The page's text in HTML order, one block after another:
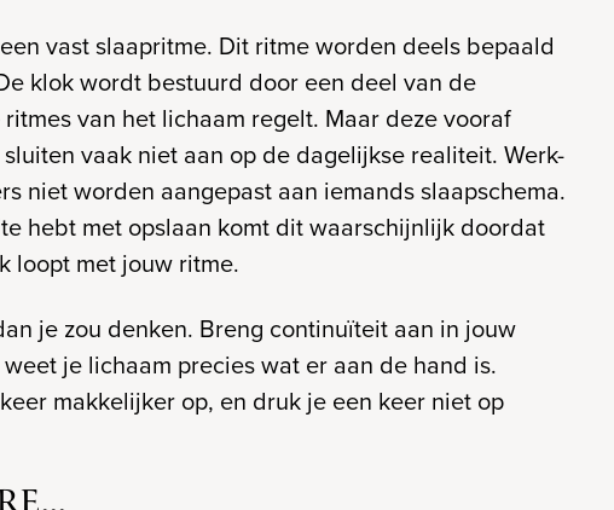
vast slaapritme. Dit ritme worden deels bepaald
klok wordt bestuurd door een deel van de
van het lichaam regelt. Maar deze vooraf
vaak niet aan op de dagelijkse realiteit. Werk-
niet worden aangepast aan iemands slaapschema.
hebt met opslaan komt dit waarschijnlijk doordat
loopt met jouw ritme.
je zou denken. Breng continuïteit aan in jouw
je lichaam precies wat er aan de hand is.
makkelijker op, en druk je een keer niet op